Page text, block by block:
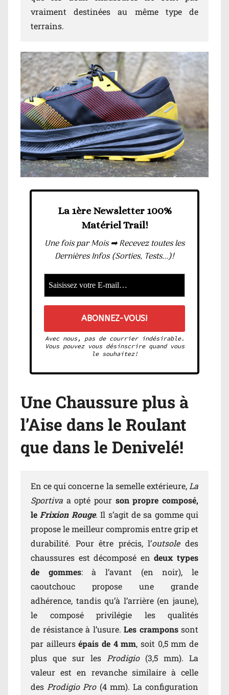
vraiment destinées au même type de
terrains.
La 1ère Newsletter 100%
Matériel Trail!
Une fois par Mois ➡ Recevez toutes les
Dernières Infos (Sorties, Tests...)!
Avec nous, pas de courrier indésirable.
Vous pouvez vous désinscrire quand vous
le souhaitez!
Une Chaussure plus à
l’Aise dans le Roulant
que dans le Denivelé!
En ce qui concerne la semelle extérieure, La
Sportiva a opté pour son propre composé,
le Frixion Rouge. Il s’agit de sa gomme qui
propose le meilleur compromis entre grip et
durabilité. Pour être précis, l’outsoledes
chaussures est décomposé endeux types
de gommes: à l’avant (en noir), le
caoutchouc propose une grande
adhérence, tandis qu’à l’arrière (en jaune),
le composé privilégie les qualités
de résistance à l’usure. Les cramponssont
par ailleursépais de 4 mm, soit 0,5 mm de
plus que sur les Prodigio (3,5 mm). La
valeur est en revanche similaire à celle
des Prodigio Pro(4 mm). La configuration